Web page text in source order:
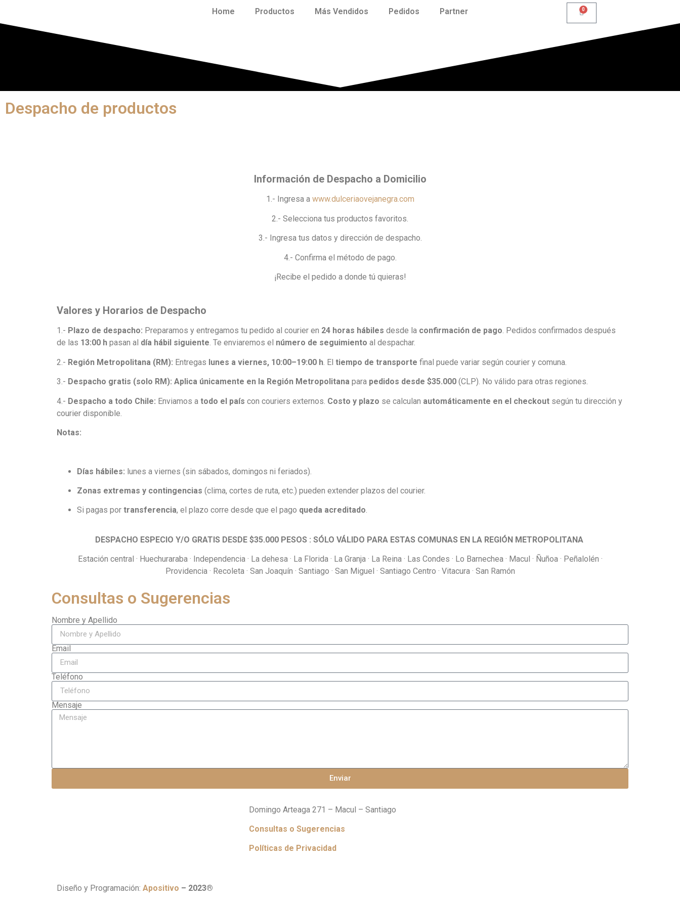
Home Productos Más Vendidos Pedidos Partner 0
Despacho de productos
Información de Despacho a Domicilio
1.- Ingresa a www.dulceriaovejanegra.com
2.- Selecciona tus productos favoritos.
3.- Ingresa tus datos y dirección de despacho.
4.- Confirma el método de pago.
¡Recibe el pedido a donde tú quieras!
Valores y Horarios de Despacho
1.- Plazo de despacho: Preparamos y entregamos tu pedido al courier en 24 horas hábiles desde la confirmación de pago. Pedidos confirmados después
de las 13:00 h pasan al día hábil siguiente. Te enviaremos el número de seguimiento al despachar.
2.- Región Metropolitana (RM): Entregas lunes a viernes, 10:00–19:00 h . El tiempo de transporte final puede variar según courier y comuna.
3.- Despacho gratis (solo RM): Aplica únicamente en la Región Metropolitana para pedidos desde $35.000 (CLP). No válido para otras regiones.
4.- Despacho a todo Chile: Enviamos a todo el país con couriers externos. Costo y plazo se calculan automáticamente en el checkout según tu dirección y
courier disponible.
Notas:
Días hábiles: lunes a viernes (sin sábados, domingos ni feriados).
Zonas extremas y contingencias (clima, cortes de ruta, etc.) pueden extender plazos del courier.
Si pagas por transferencia, el plazo corre desde que el pago queda acreditado.
DESPACHO ESPECIO Y/O GRATIS DESDE $35.000 PESOS : SÓLO VÁLIDO PARA ESTAS COMUNAS EN LA REGIÓN METROPOLITANA
Estación central · Huechuraraba · Independencia · La dehesa · La Florida · La Granja · La Reina · Las Condes · Lo Barnechea · Macul · Ñuñoa · Peñalolén ·
Providencia · Recoleta · San Joaquín · Santiago · San Miguel · Santiago Centro · Vitacura · San Ramón
Consultas o Sugerencias
Nombre y Apellido
Email
Teléfono
Mensaje
Enviar
Domingo Arteaga 271 – Macul – Santiago
Consultas o Sugerencias
Políticas de Privacidad
Diseño y Programación: Apositivo – 2023®